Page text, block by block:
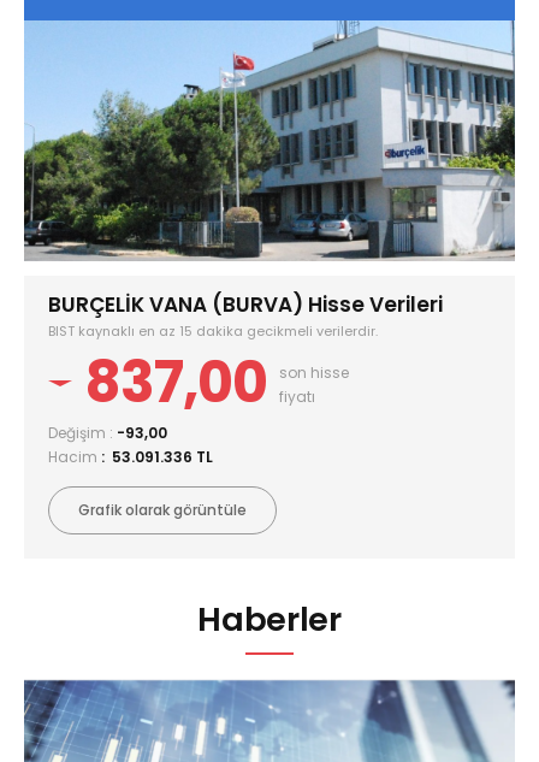
BURÇELİK VANA (BURVA) Hisse Verileri
BIST kaynaklı en az 15 dakika gecikmeli verilerdir.
837,00
son hisse
fiyatı
Değişim : -93,00
Hacim : 53.091.336 TL
Grafik olarak görüntüle
Haberler